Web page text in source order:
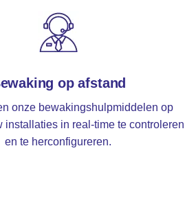
op afstand
onze bewakingshulpmiddelen op
installaties in real-time te controleren
en te herconfigureren.